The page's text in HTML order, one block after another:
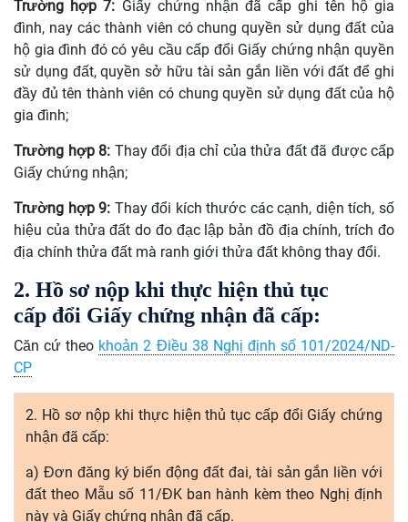
Trường hợp 7: Giấy chứng nhận đã cấp ghi tên hộ gia
đình, nay các thành viên có chung quyền sử dụngđất của
hộ gia đình đó có yêu cầu cấp đổi Giấy chứng nhậnquyền
sử dụng đất, quyền sở hữu tài sản gắn liền với đất để ghi
đầy đủ tên thành viên có chung quyền sử dụng đất của hộ
gia đình;
Trường hợp 8: Thay đổi địa chỉ của thửa đất đã được cấp
Giấy chứng nhận;
Trường hợp9: Thay đổi kích thước các cạnh, diện tích, số
hiệu của thửa đất do đo đạc lập bản đồ địa chính, trích đo
địa chính thửa đất mà ranh giới thửa đất không thay đổi.
2. Hồ sơ nộp khi thực hiện thủ tục
cấp đổi Giấy chứng nhận đã cấp:
Căn cứ theo khoản 2 Điều 38 Nghị định số 101/2024/ND-
CP
2. Hồ sơ nộp khi thực hiện thủ tục cấp đổi Giấy chứng
nhận đã cấp:
a) Đơn đăng ký biến động đất đai, tài sảngắn liền với
đất theo Mẫu số 11/ĐK ban hành kèm theo Nghị định
này và Giấy chứng nhận đã cấp.